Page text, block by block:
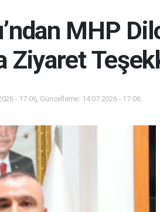
MHP
Ziyaret
- 17:06, Güncelleme: 14.07.2026 - 17:06